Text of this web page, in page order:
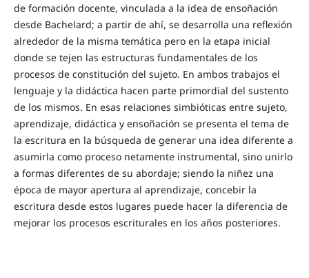
de formación docente, vinculada a la idea de ensoñación
desde Bachelard; a partir de ahí, se desarrolla una reflexión
alrededor de la misma temática pero en la etapa inicial
donde se tejen las estructuras fundamentales de los
procesos de constitución del sujeto. En ambos trabajos el
lenguaje y la didáctica hacen parte primordial del sustento
de los mismos. En esas relaciones simbióticas entre sujeto,
aprendizaje, didáctica y ensoñación se presenta el tema de
la escritura en la búsqueda de generar una idea diferente a
asumirla como proceso netamente instrumental, sino unirlo
a formas diferentes de su abordaje; siendo la niñez una
época de mayor apertura al aprendizaje, concebir la
escritura desde estos lugares puede hacer la diferencia de
mejorar los procesos escriturales en los años posteriores.